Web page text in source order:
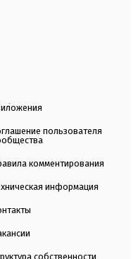
пользователя
комментирования
информация
собственности